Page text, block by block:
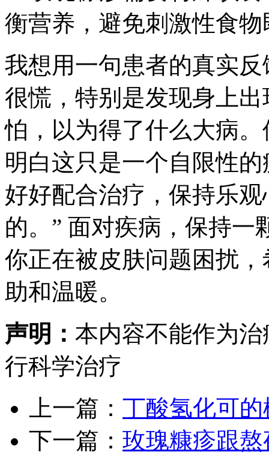
衡营养，避免刺激性食物
我想用一句患者的真实
很慌，特别是发现身上
怕，以为得了什么大病
明白这只是一个自限性
好好配合治疗，保持乐
的。” 面对疾病，保持一
你正在被皮肤问题困扰
助和温暖。
声明： 本内容不能作为
行科学治疗
上一篇： 丁酸氢化可
下一篇： 玫瑰糠疹跟